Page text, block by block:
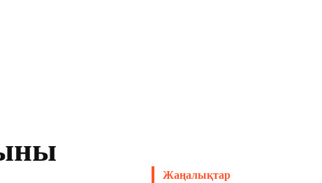
Жаңалықтар